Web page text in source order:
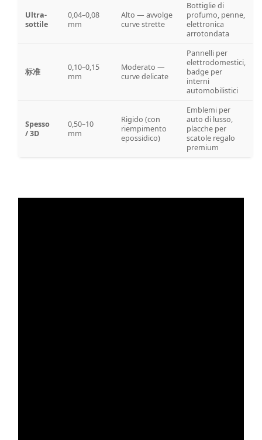
Ultra-
sottile
0,04–0,08
mm
Alto — avvolge
curve strette
Bottiglie di
profumo, penne,
elettronica
arrotondata
标准
0,10–0,15
mm
Moderato —
curve delicate
Pannelli per
elettrodomestici,
badge per
interni
automobilistici
Spesso
/ 3D
0,50–10
mm
Rigido (con
riempimento
epossidico)
Emblemi per
auto di lusso,
placche per
scatole regalo
premium